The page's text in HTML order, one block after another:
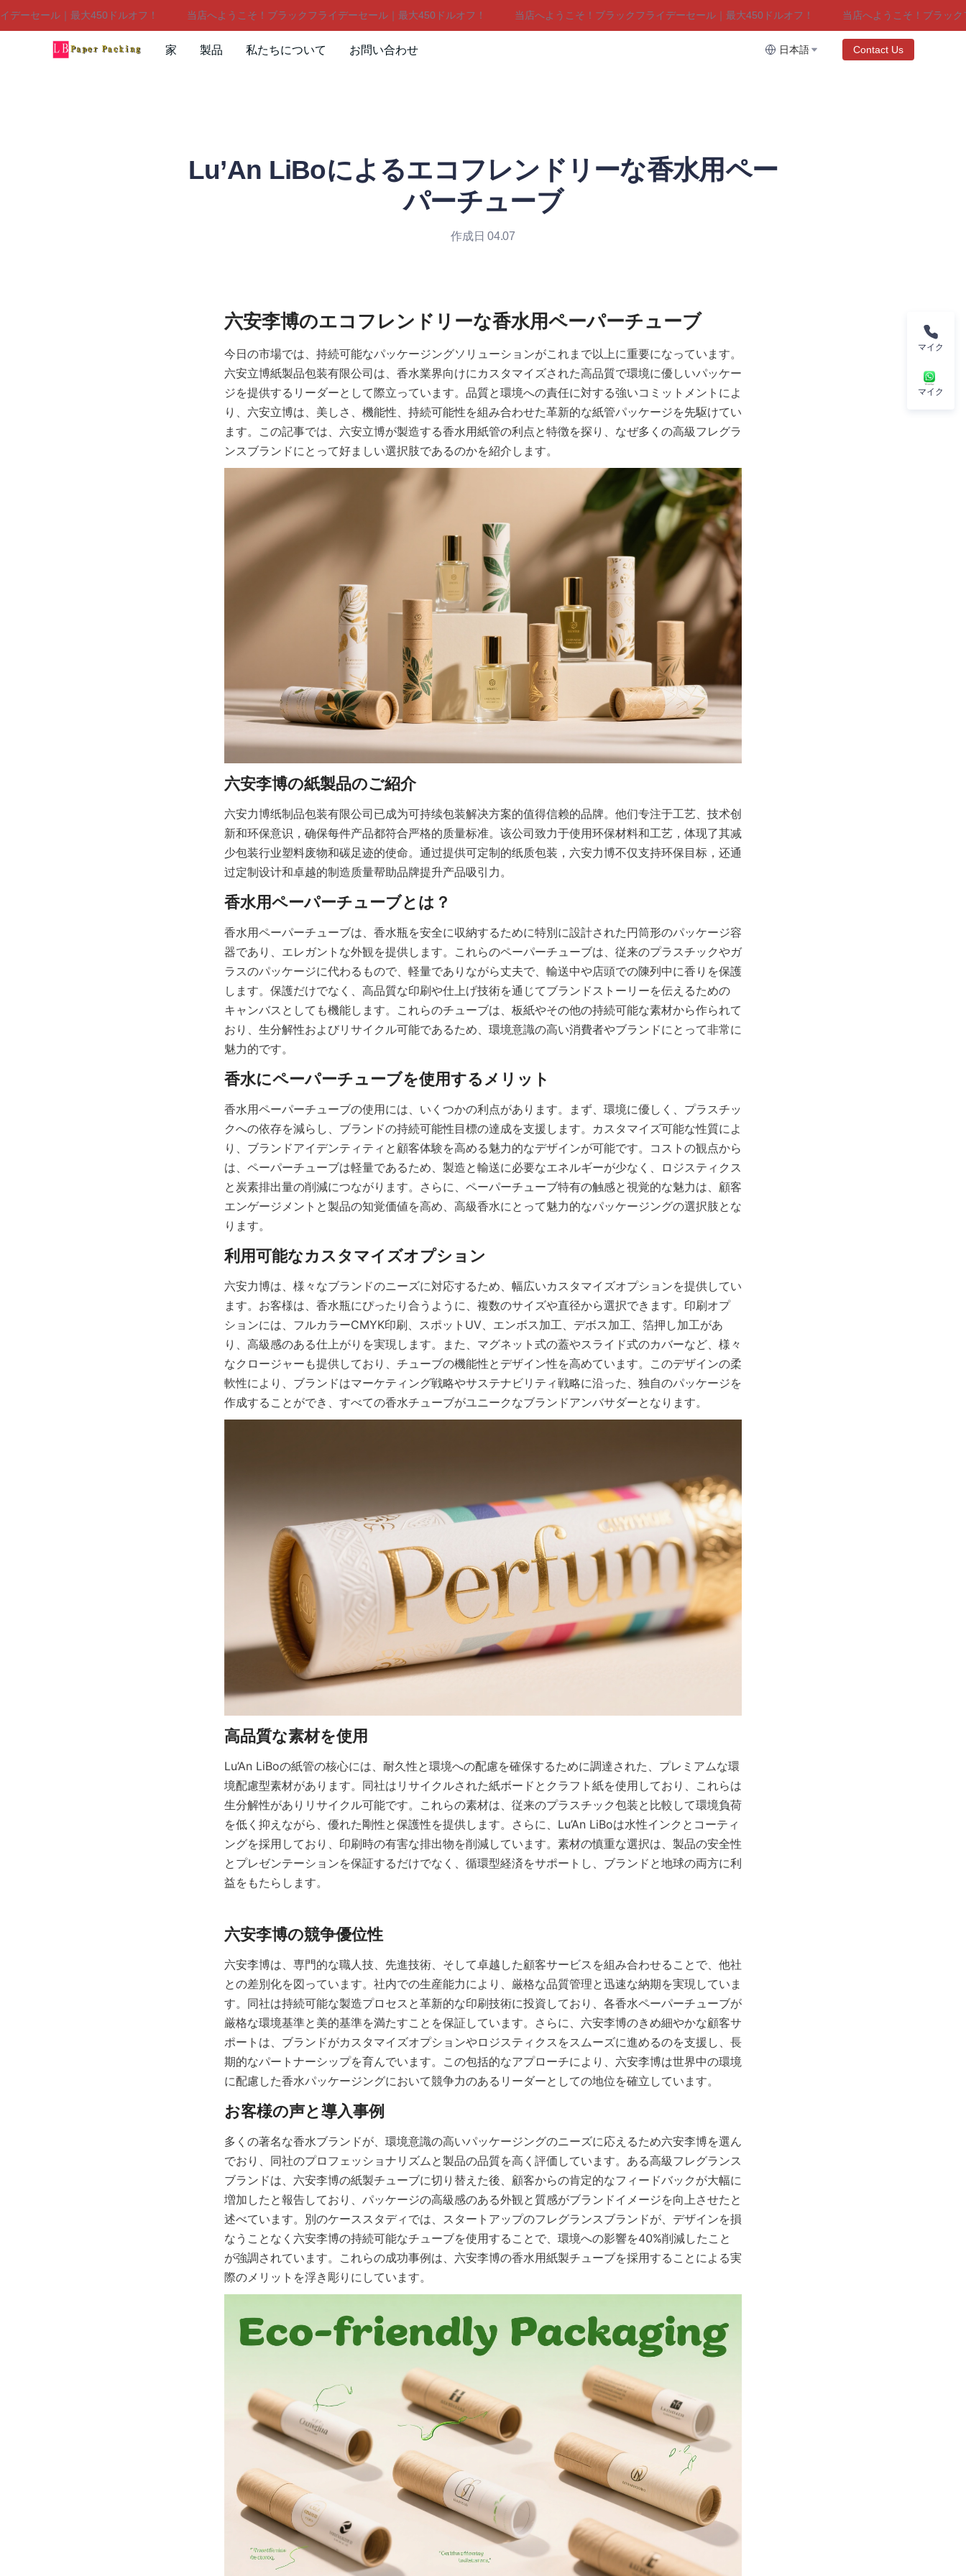
セール｜最大450ドルオフ！ 当店へようこそ！ブラックフライデーセール｜最大450ドルオフ！ 当店へようこそ！ブラックフライデーセール｜最大450ドルオフ！
当店へようこそ！ブラックフ
当店へようこそ！ブラックフライデーセール｜最大450ドルオフ！
家 製品 私たちについて お問い合わせ 日本語 Contact Us
Lu’An LiBoによるエコフレンドリーな香水用ペー
パーチューブ
作成日 04.07
今日の市場では、持続可能なパッケージングソリューションがこれまで以上に重要になっています。
六安立博紙製品包装有限公司は、香水業界向けにカスタマイズされた高品質で環境に優しいパッケー
ジを提供するリーダーとして際立っています。品質と環境への責任に対する強いコミットメントによ
り、六安立博は、美しさ、機能性、持続可能性を組み合わせた革新的な紙管パッケージを先駆けてい
ます。この記事では、六安立博が製造する香水用紙管の利点と特徴を探り、なぜ多くの高級フレグラ
ンスブランドにとって好ましい選択肢であるのかを紹介します。
六安力博纸制品包装有限公司已成为可持续包装解决方案的值得信赖的品牌。他们专注于工艺、技术创
新和环保意识，确保每件产品都符合严格的质量标准。该公司致力于使用环保材料和工艺，体现了其减
少包装行业塑料废物和碳足迹的使命。通过提供可定制的纸质包装，六安力博不仅支持环保目标，还通
过定制设计和卓越的制造质量帮助品牌提升产品吸引力。
香水用ペーパーチューブは、香水瓶を安全に収納するために特別に設計された円筒形のパッケージ容
器であり、エレガントな外観を提供します。これらのペーパーチューブは、従来のプラスチックやガ
ラスのパッケージに代わるもので、軽量でありながら丈夫で、輸送中や店頭での陳列中に香りを保護
します。保護だけでなく、高品質な印刷や仕上げ技術を通じてブランドストーリーを伝えるための
キャンバスとしても機能します。これらのチューブは、板紙やその他の持続可能な素材から作られて
おり、生分解性およびリサイクル可能であるため、環境意識の高い消費者やブランドにとって非常に
魅力的です。
香水用ペーパーチューブの使用には、いくつかの利点があります。まず、環境に優しく、プラスチッ
クへの依存を減らし、ブランドの持続可能性目標の達成を支援します。カスタマイズ可能な性質によ
り、ブランドアイデンティティと顧客体験を高める魅力的なデザインが可能です。コストの観点から
は、ペーパーチューブは軽量であるため、製造と輸送に必要なエネルギーが少なく、ロジスティクス
と炭素排出量の削減につながります。さらに、ペーパーチューブ特有の触感と視覚的な魅力は、顧客
エンゲージメントと製品の知覚価値を高め、高級香水にとって魅力的なパッケージングの選択肢とな
ります。
六安力博は、様々なブランドのニーズに対応するため、幅広いカスタマイズオプションを提供してい
ます。お客様は、香水瓶にぴったり合うように、複数のサイズや直径から選択できます。印刷オプ
ションには、フルカラーCMYK印刷、スポットUV、エンボス加工、デボス加工、箔押し加工があ
り、高級感のある仕上がりを実現します。また、マグネット式の蓋やスライド式のカバーなど、様々
なクロージャーも提供しており、チューブの機能性とデザイン性を高めています。このデザインの柔
軟性により、ブランドはマーケティング戦略やサステナビリティ戦略に沿った、独自のパッケージを
作成することができ、すべての香水チューブがユニークなブランドアンバサダーとなります。
Lu’An LiBoの紙管の核心には、耐久性と環境への配慮を確保するために調達された、プレミアムな環
境配慮型素材があります。同社はリサイクルされた紙ボードとクラフト紙を使用しており、これらは
生分解性がありリサイクル可能です。これらの素材は、従来のプラスチック包装と比較して環境負荷
を低く抑えながら、優れた剛性と保護性を提供します。さらに、Lu’An LiBoは水性インクとコーティ
ングを採用しており、印刷時の有害な排出物を削減しています。素材の慎重な選択は、製品の安全性
とプレゼンテーションを保証するだけでなく、循環型経済をサポートし、ブランドと地球の両方に利
益をもたらします。
六安李博は、専門的な職人技、先進技術、そして卓越した顧客サービスを組み合わせることで、他社
との差別化を図っています。社内での生産能力により、厳格な品質管理と迅速な納期を実現していま
す。同社は持続可能な製造プロセスと革新的な印刷技術に投資しており、各香水ペーパーチューブが
厳格な環境基準と美的基準を満たすことを保証しています。さらに、六安李博のきめ細やかな顧客サ
ポートは、ブランドがカスタマイズオプションやロジスティクスをスムーズに進めるのを支援し、長
期的なパートナーシップを育んでいます。この包括的なアプローチにより、六安李博は世界中の環境
に配慮した香水パッケージングにおいて競争力のあるリーダーとしての地位を確立しています。
多くの著名な香水ブランドが、環境意識の高いパッケージングのニーズに応えるため六安李博を選ん
でおり、同社のプロフェッショナリズムと製品の品質を高く評価しています。ある高級フレグランス
ブランドは、六安李博の紙製チューブに切り替えた後、顧客からの肯定的なフィードバックが大幅に
増加したと報告しており、パッケージの高級感のある外観と質感がブランドイメージを向上させたと
述べています。別のケーススタディでは、スタートアップのフレグランスブランドが、デザインを損
なうことなく六安李博の持続可能なチューブを使用することで、環境への影響を40%削減したこと
が強調されています。これらの成功事例は、六安李博の香水用紙製チューブを採用することによる実
際のメリットを浮き彫りにしています。
マイク
マイク